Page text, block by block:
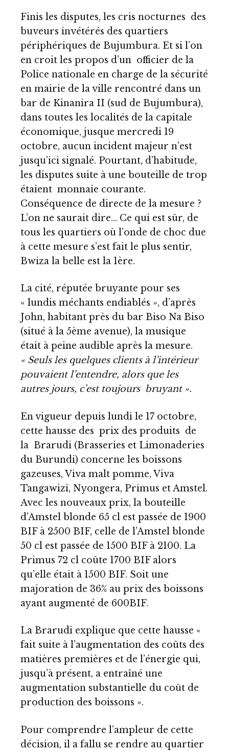
Finis les disputes, les cris nocturnes des
buveurs invétérés des quartiers
périphériques de Bujumbura. Et si l’on
en croit les propos d’un officier de la
Police nationale en charge de la sécurité
en mairie de la ville rencontré dans un
bar de Kinanira II (sud de Bujumbura),
dans toutes les localités de la capitale
économique, jusque mercredi 19
octobre, aucun incident majeur n’est
jusqu’ici signalé. Pourtant, d’habitude,
les disputes suite à une bouteille de trop
étaient monnaie courante.
Conséquence de directe de la mesure ?
L’on ne saurait dire… Ce qui est sûr, de
tous les quartiers où l’onde de choc due
à cette mesure s’est fait le plus sentir,
Bwiza la belle est la 1ère.
La cité, réputée bruyante pour ses
« lundis méchants endiablés », d’après
John, habitant près du bar Biso Na Biso
(situé à la 5ème avenue), la musique
était à peine audible après la mesure.
« Seuls les quelques clients à l’intérieur
pouvaient l’entendre, alors que les
autres jours, c’est toujours bruyant ».
En vigueur depuis lundi le 17 octobre,
cette hausse des prix des produits de
la Brarudi (Brasseries et Limonaderies
du Burundi) concerne les boissons
gazeuses, Viva malt pomme, Viva
Tangawizi, Nyongera, Primus et Amstel.
Avec les nouveaux prix, la bouteille
d’Amstel blonde 65 cl est passée de 1900
BIF à 2500 BIF, celle de l’Amstel blonde
50 cl est passée de 1500 BIF à 2100. La
Primus 72 cl coûte 1700 BIF alors
qu’elle était à 1500 BIF. Soit une
majoration de 36% au prix des boissons
ayant augmenté de 600BIF.
La Brarudi explique que cette hausse «
fait suite à l’augmentation des coûts des
matières premières et de l’énergie qui,
jusqu’à présent, a entraîné une
augmentation substantielle du coût de
production des boissons ».
Pour comprendre l’ampleur de cette
décision, il a fallu se rendre au quartier